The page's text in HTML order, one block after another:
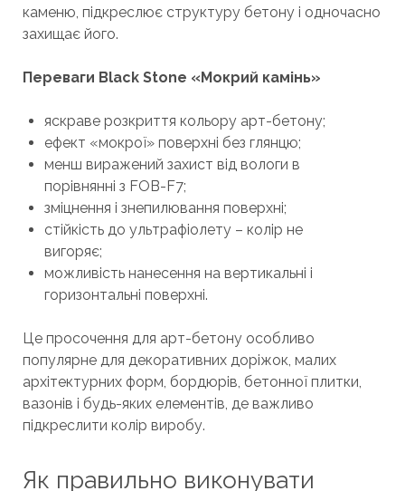
каменю, підкреслює структуру бетону і одночасно
захищає його.
Переваги Black Stone «Мокрий камінь»
яскраве розкриття кольору арт-бетону;
ефект «мокрої» поверхні без глянцю;
менш виражений захист від вологи в
порівнянні з FOB-F7;
зміцнення і знепилювання поверхні;
стійкість до ультрафіолету – колір не
вигоряє;
можливість нанесення на вертикальні і
горизонтальні поверхні.
Це просочення для арт-бетону особливо
популярне для декоративних доріжок, малих
архітектурних форм, бордюрів, бетонної плитки,
вазонів і будь-яких елементів, де важливо
підкреслити колір виробу.
Як правильно виконувати